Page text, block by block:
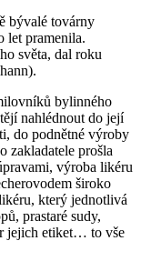
bývalé továrny
let pramenila.
světa, dal roku
bylinného
nahlédnout do její
do podnětné výroby
zakladatele prošla
výroba likéru
široko
který jednotlivá
prastaré sudy,
jejich etiket… to vše